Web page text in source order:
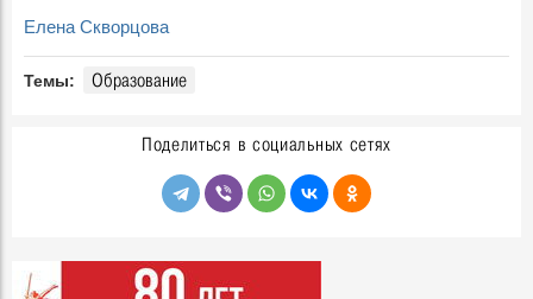
Елена Скворцова
Темы: Образование
Поделиться в социальных сетях